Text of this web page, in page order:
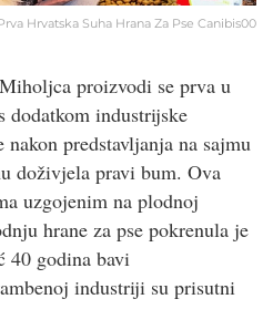
Hrvatska Suha Hrana Za Pse Canibis00
proizvodi se prva u
dodatkom industrijske
predstavljanja na sajmu
doživjela pravi bum. Ova
uzgojenim na plodnoj
hrane za pse pokrenula je
40 godina bavi
industriji su prisutni